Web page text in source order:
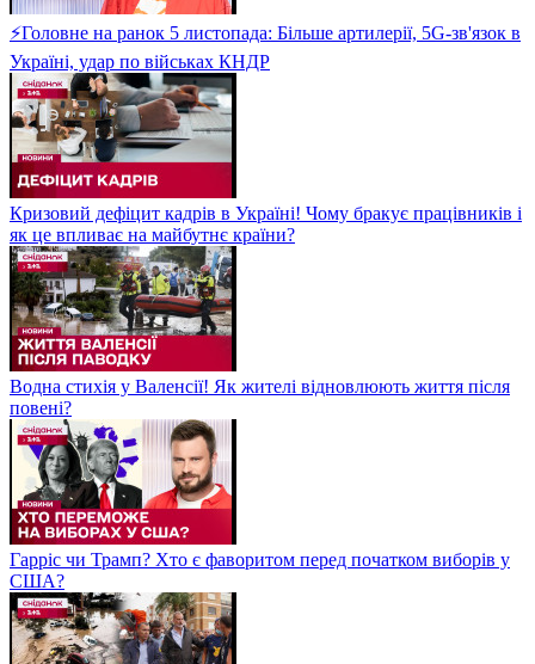
⚡Головне на ранок 5 листопада: Більше артилерії, 5G-зв'язок в
Україні, удар по військах КНДР
Кризовий дефіцит кадрів в Україні! Чому бракує працівників і
як це впливає на майбутнє країни?
Водна стихія у Валенсії! Як жителі відновлюють життя після
повені?
Гарріс чи Трамп? Хто є фаворитом перед початком виборів у
США?